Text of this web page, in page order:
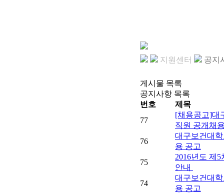
지원센터 공지
게시물 목록
공지사항 목록
번호
제목
77
[채용공고]대
직원 공개채
76
대구보건대
용 공고
75
2016년도 제
안내
74
대구보건대
용 공고